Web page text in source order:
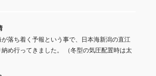
落ち着く予報という事で、日本海新潟の直江
め行ってきました。 （冬型の気圧配置時は太